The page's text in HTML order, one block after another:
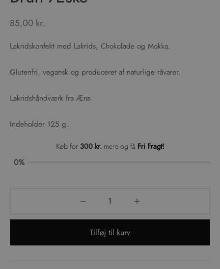
85,00 kr.
Lakridskonfekt med Lakrids, Chokolade og Mokka.
Glutenfri, vegansk og produceret af naturlige råvarer.
Lakridshåndværk fra Ærø.
Indeholder 125 g.
Køb for 300 kr. mere og få Fri Fragt!
0%
Tilføj til kurv